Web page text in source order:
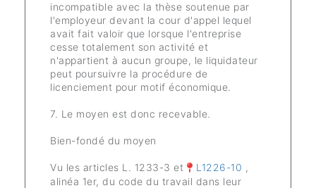
incompatible avec la thèse soutenue par
l'employeur devant la cour d'appel lequel
avait fait valoir que lorsque l'entreprise
cesse totalement son activité et
n'appartient à aucun groupe, le liquidateur
peut poursuivre la procédure de
licenciement pour motif économique.
7. Le moyen est donc recevable.
Bien-fondé du moyen
Vu les articles L. 1233-3 et L1226-10 ,
alinéa 1er, du code du travail dans leur